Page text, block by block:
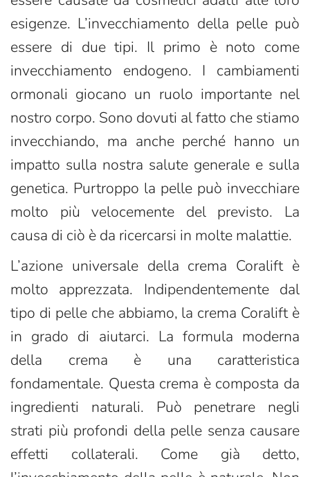
esigenze. L’invecchiamento della pelle può
essere di due tipi. Il primo è noto come
invecchiamento endogeno. I cambiamenti
ormonali giocano un ruolo importante nel
nostro corpo. Sono dovuti al fatto che stiamo
invecchiando, ma anche perché hanno un
impatto sulla nostra salute generale e sulla
genetica. Purtroppo la pelle può invecchiare
molto più velocemente del previsto. La
causa di ciò è da ricercarsi in molte malattie.
L’azione universale della crema Coralift è
molto apprezzata. Indipendentemente dal
tipo di pelle che abbiamo, la crema Coralift è
in grado di aiutarci. La formula moderna
della crema è una caratteristica
fondamentale. Questa crema è composta da
ingredienti naturali. Può penetrare negli
strati più profondi della pelle senza causare
effetti collaterali. Come già detto,